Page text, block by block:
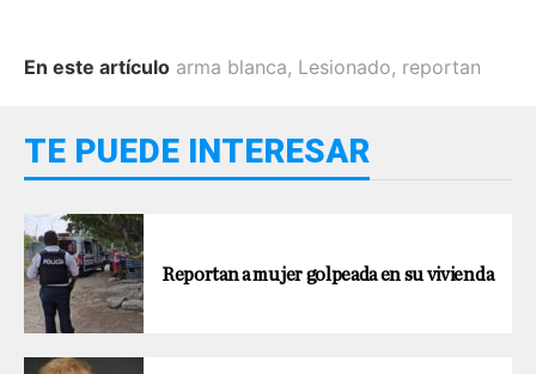
En este artículo arma blanca, Lesionado, reportan
TE PUEDE INTERESAR
Reportan a mujer golpeada en su vivienda